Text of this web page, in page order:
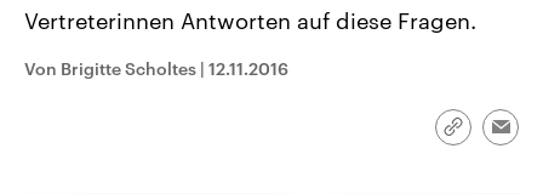
Bundesland von einer Koalition aus
Umfragen, Prognosen,
Wahlprogramme, aktuelle Berichte
mit großem Einfluss auf
Vertreterinnen Antworten auf diese Fragen.
Von Brigitte Scholtes | 12.11.2016
Link